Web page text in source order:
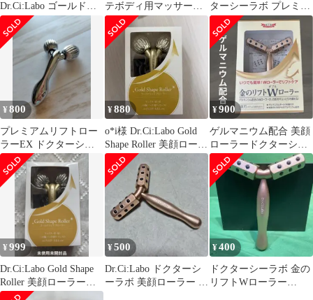
Dr.Ci:Labo ゴールドシ
ェイプローラー
テボディ用マッサージ
クリームとゴールドシ
ェイプローラーEX
ターシーラボ プレミア
ムリフトローラーEX
¥800
プレミアムリフトロー
ラーEX ドクターシー
ラボ
¥880
o*i様 Dr.Ci:Labo Gold
Shape Roller 美顔ローラ
ー
¥900
ゲルマニウム配合 美顔
ローラードクターシー
ラボ 金のリフト
¥999
Dr.Ci:Labo Gold Shape
Roller 美顔ローラー
未使用品
¥500
Dr.Ci:Labo ドクターシ
ーラボ 美顔ローラー ゴ
¥400
ドクターシーラボ 金の
リフトWローラー